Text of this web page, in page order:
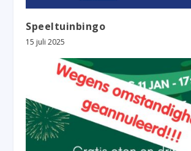
Speeltuinbingo
15 juli 2025